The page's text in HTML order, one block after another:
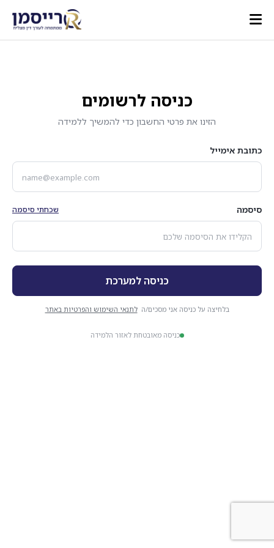
כניסה לרשומים
הזינו את פרטי החשבון כדי להמשיך ללמידה
כתובת אימייל
סיסמה שכחתי סיסמה
בלחיצה על כניסה אני מסכים/ה לתנאי השימוש והפרטיות באתר
כניסה מאובטחת לאזור הלמידה